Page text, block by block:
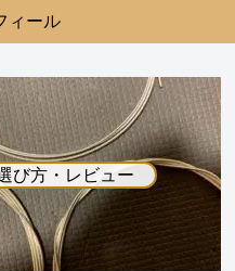
ィール
び方・レビュー